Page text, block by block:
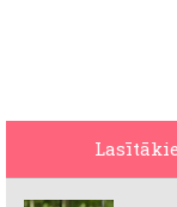
Lasītākie